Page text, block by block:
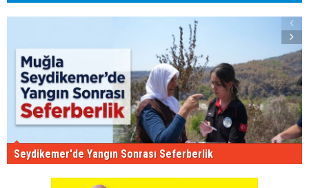
Seydikemer'de Yangın Sonrası Seferberlik